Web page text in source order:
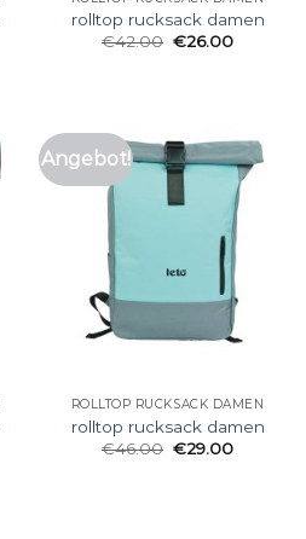
rolltop rucksack damen
€42.00 €26.00
Angebot!
ROLLTOP RUCKSACK DAMEN
rolltop rucksack damen
€46.00 €29.00